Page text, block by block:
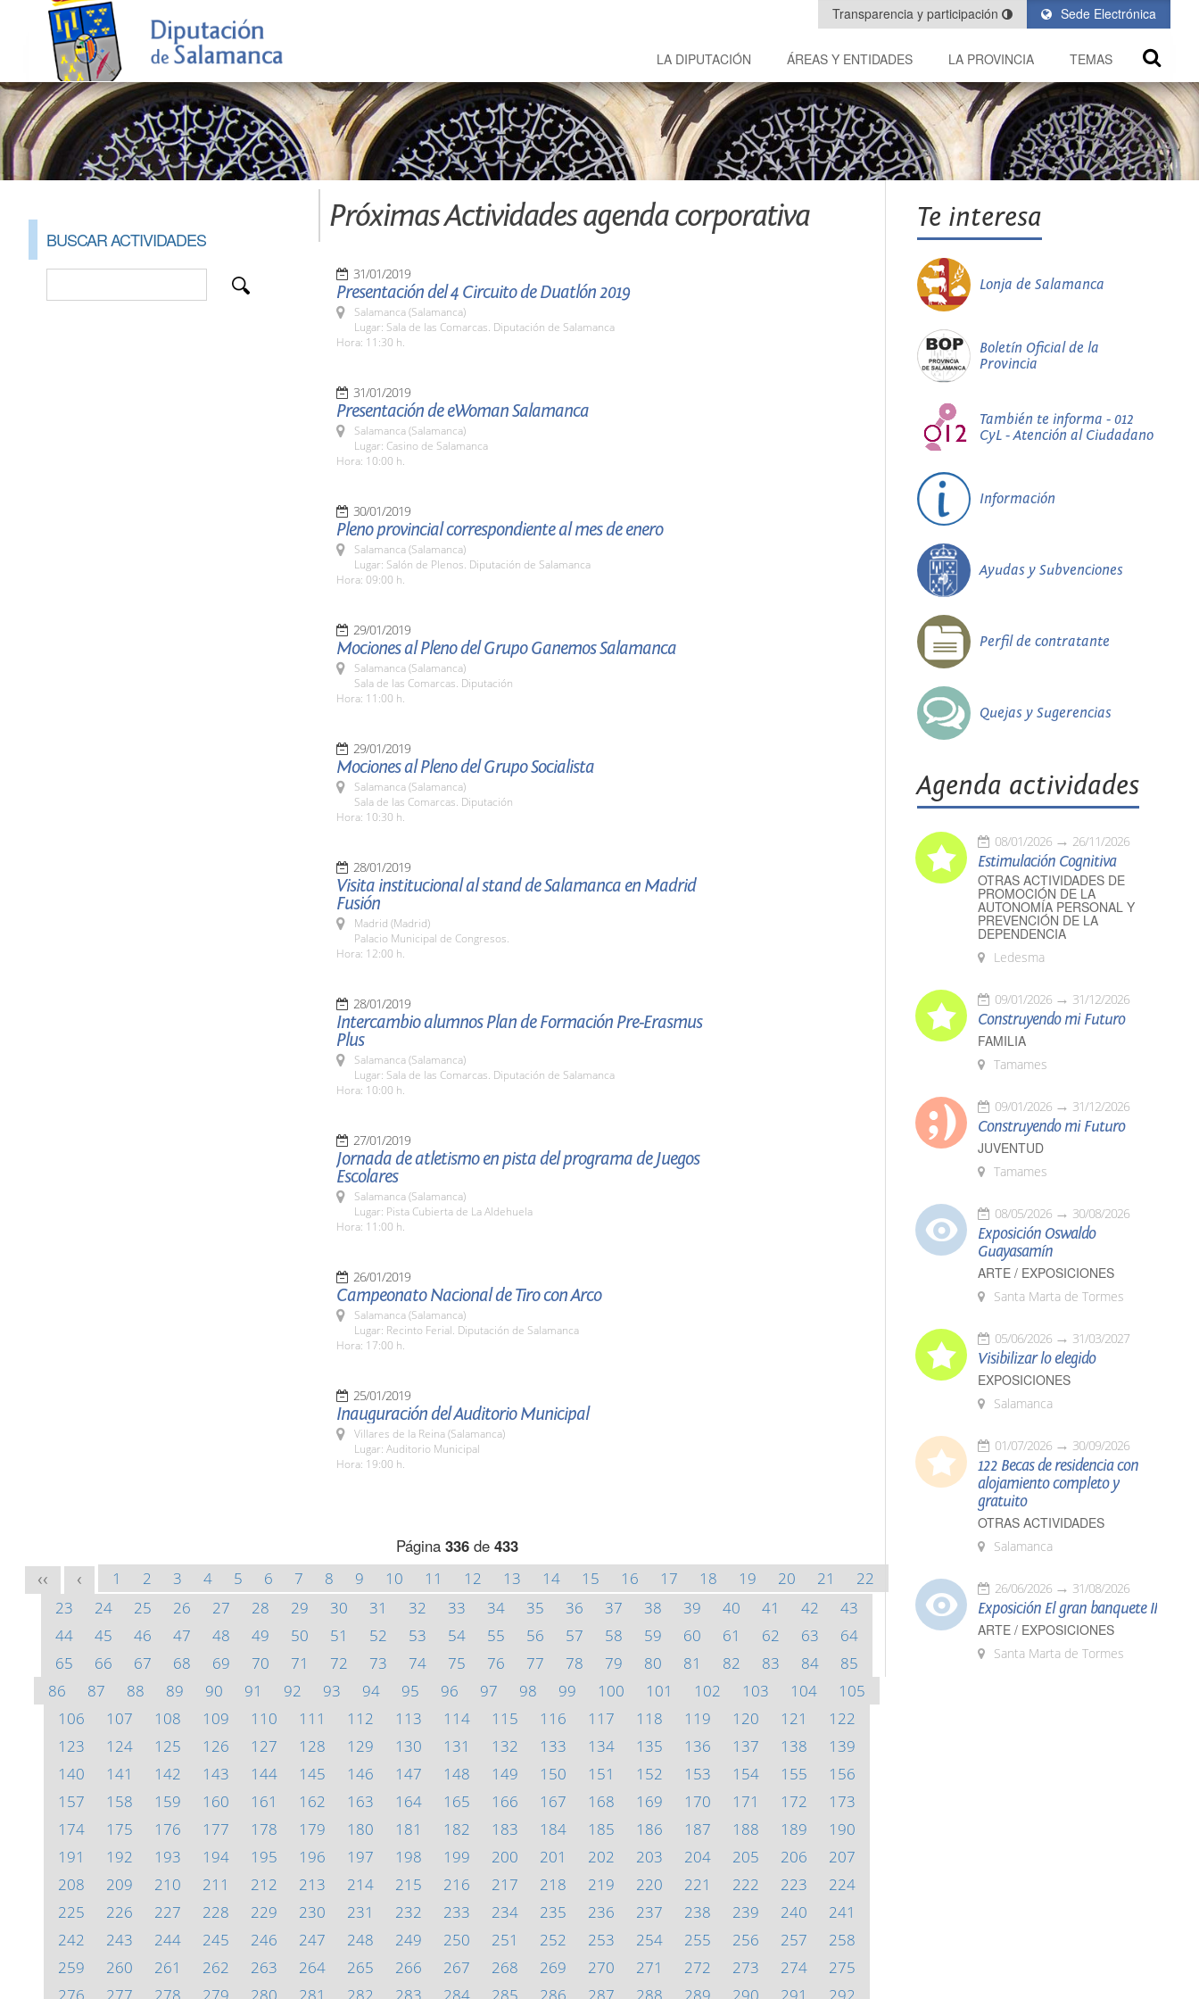
Sede Electrónica
Transparencia y participación
LA DIPUTACIÓN ÁREAS Y ENTIDADES LA PROVINCIA TEMAS
BUSCAR ACTIVIDADES
Próximas Actividades agenda corporativa
31/01/2019
Presentación del 4 Circuito de Duatlón 2019
Salamanca (Salamanca)
Lugar: Sala de las Comarcas. Diputación de Salamanca
Hora: 11:30 h.
31/01/2019
Presentación de eWoman Salamanca
Salamanca (Salamanca)
Lugar: Casino de Salamanca
Hora: 10:00 h.
30/01/2019
Pleno provincial correspondiente al mes de enero
Salamanca (Salamanca)
Lugar: Salón de Plenos. Diputación de Salamanca
Hora: 09:00 h.
29/01/2019
Mociones al Pleno del Grupo Ganemos Salamanca
Salamanca (Salamanca)
Sala de las Comarcas. Diputación
Hora: 11:00 h.
29/01/2019
Mociones al Pleno del Grupo Socialista
Salamanca (Salamanca)
Sala de las Comarcas. Diputación
Hora: 10:30 h.
28/01/2019
Visita institucional al stand de Salamanca en Madrid
Fusión
Madrid (Madrid)
Palacio Municipal de Congresos.
Hora: 12:00 h.
28/01/2019
Intercambio alumnos Plan de Formación Pre-Erasmus
Plus
Salamanca (Salamanca)
Lugar: Sala de las Comarcas. Diputación de Salamanca
Hora: 10:00 h.
27/01/2019
Jornada de atletismo en pista del programa de Juegos
Escolares
Salamanca (Salamanca)
Lugar: Pista Cubierta de La Aldehuela
Hora: 11:00 h.
26/01/2019
Campeonato Nacional de Tiro con Arco
Salamanca (Salamanca)
Lugar: Recinto Ferial. Diputación de Salamanca
Hora: 17:00 h.
25/01/2019
Inauguración del Auditorio Municipal
Villares de la Reina (Salamanca)
Lugar: Auditorio Municipal
Hora: 19:00 h.
Página 336de 433
<< < 1 2 3 4 5 6 7 8 9 10 11 12 13 14 15 16 17 18 19 20 21
22
23
24 25 26 27 28 29 30 31 32 33 34 35 36 37 38 39 40 41 42
43
44
45 46 47 48 49 50 51 52 53 54 55 56 57 58 59 60 61 62 63
64
65
66 67 68 69 70 71 72 73 74 75 76 77 78 79 80 81 82 83 84
85
86
87 88 89 90 91 92 93 94 95 96 97 98 99 100 101 102 103 104
105
106
107 108 109 110 111 112 113 114 115 116 117 118 119 120 121
122
123
124 125 126 127 128 129 130 131 132 133 134 135 136 137 138
139
140
141 142 143 144 145 146 147 148 149 150 151 152 153 154 155
156
157
158 159 160 161 162 163 164 165 166 167 168 169 170 171 172
173
174
175 176 177 178 179 180 181 182 183 184 185 186 187 188 189
190
191
192 193 194 195 196 197 198 199 200 201 202 203 204 205 206
207
208
209 210 211 212 213 214 215 216 217 218 219 220 221 222 223
224
225
226 227 228 229 230 231 232 233 234 235 236 237 238 239 240
241
242
243 244 245 246 247 248 249 250 251 252 253 254 255 256 257
258
259
260 261 262 263 264 265 266 267 268 269 270 271 272 273 274
275
Te interesa
Lonja de Salamanca
Boletín Oficial de la
Provincia
También te informa - 012
CyL - Atención al Ciudadano
Información
Ayudas y Subvenciones
Perfil de contratante
Quejas y Sugerencias
Agenda actividades
08/01/2026 26/11/2026
Estimulación Cognitiva
OTRAS ACTIVIDADES DE
PROMOCIÓN DE LA
AUTONOMÍA PERSONAL Y
PREVENCIÓN DE LA
DEPENDENCIA
Ledesma
09/01/2026 31/12/2026
Construyendo mi Futuro
FAMILIA
Tamames
09/01/2026 31/12/2026
Construyendo mi Futuro
JUVENTUD
Tamames
08/05/2026 30/08/2026
Exposición Oswaldo
Guayasamín
ARTE / EXPOSICIONES
Santa Marta de Tormes
05/06/2026 31/03/2027
Visibilizar lo elegido
EXPOSICIONES
Salamanca
01/07/2026 30/09/2026
122 Becas de residencia con
alojamiento completo y
gratuito
OTRAS ACTIVIDADES
Salamanca
26/06/2026 31/08/2026
Exposición El gran banquete II
ARTE / EXPOSICIONES
Santa Marta de Tormes